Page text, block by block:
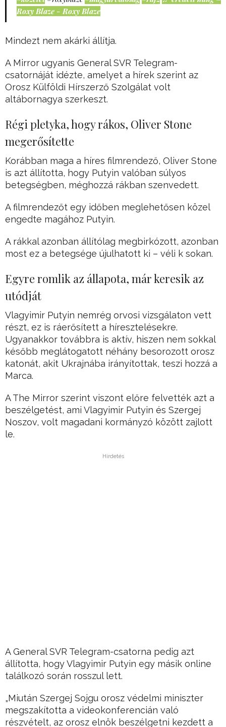
Roxy Blaze - Roxy Blaze
Mindezt nem akárki állítja.
A Mirror ugyanis General SVR Telegram-
csatornáját idézte, amelyet a hírek szerint az
Orosz Külföldi Hírszerző Szolgálat volt
altábornagya szerkeszt.
Régi pletyka, hogy rákos, Oliver Stone
megerősítette
Korábban maga a híres filmrendező, Oliver Stone
is azt állította, hogy Putyin valóban súlyos
betegségben, méghozzá rákban szenvedett.
A filmrendezőt egy időben meglehetősen közel
engedte magához Putyin.
A rákkal azonban állítólag megbirkózott, azonban
most ez a betegsége újulhatott ki – véli k sokan.
Egyre romlik az állapota, már keresik az
utódját
Vlagyimir Putyin nemrég orvosi vizsgálaton vett
részt, ez is ráerősített a híresztelésekre.
Ugyanakkor továbbra is aktív, hiszen nem sokkal
később meglátogatott néhány besorozott orosz
katonát, akit Ukrajnába irányítottak, teszi hozzá a
Marca.
A The Mirror szerint viszont előre felvették azt a
beszélgetést, ami Vlagyimir Putyin és Szergej
Noszov, volt magadani kormányzó között zajlott
le.
Hirdetés
A General SVR Telegram-csatorna pedig azt
állította, hogy Vlagyimir Putyin egy másik online
találkozó során rosszul lett.
„Miután Szergej Sojgu orosz védelmi miniszter
megszakította a videokonferencián való
részvételt, az orosz elnök beszélgetni kezdett a